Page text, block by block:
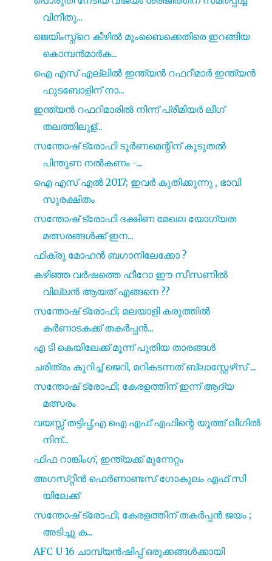
വിനീതു...
ജെയിംസ്ന്റെ കീഴിൽ മുംബൈക്കെതിരെ ഇറങ്ങിയ
കൊമ്പൻമാർക...
ഐ എസ്‌ എല്ലിൽ ഇന്ത്യൻ റഫറീമാർ ഇന്ത്യൻ
ഫുടബോളിന് നാ...
ഇന്ത്യൻ റഫറിമാരിൽ നിന്ന് പ്രീമിയർ ലീഗ്
തലത്തിലുള്...
സന്തോഷ് ട്രോഫി ടൂർണമെന്റിന് കൂടുതൽ
പിന്തുണ നൽകണം -...
ഐ എസ്‌ എൽ 2017; ഇവർ കുതിക്കുന്നു , ഭാവി
സുരക്ഷിതം
സന്തോഷ് ട്രോഫി ദക്ഷിണ മേഖല യോഗ്യത
മത്സരങ്ങൾക്ക് ഇന...
ഫിക്രു മോഹൻ ബഗാനിലേക്കോ ?
കഴിഞ്ഞ വർഷത്തെ ഹീറോ ഈ സീസണിൽ
വില്ലൻ ആയത് എങ്ങനെ ??
സന്തോഷ് ട്രോഫി; മലയാളി കരുത്തിൽ
കർണാടകക്ക് തകർപ്പൻ...
എ ടി കെയിലേക്ക് മൂന്ന് പുതിയ താരങ്ങൾ
ചരിത്രം കുറിച്ച് ജെറി, മറികടന്നത് ബ്ലാസ്റ്റേഴ്‌സ് ...
സന്തോഷ് ട്രോഫി; കേരളത്തിന് ഇന്ന് ആദ്യ
മത്സരം
വയസ്സ് തട്ടിപ്പ്,എ ഐ എഫ് എഫിന്റെ യൂത്ത് ലീഗിൽ
നിന്...
ഫിഫ റാങ്കിംഗ്, ഇന്ത്യക്ക് മുന്നേറ്റം
അഗസ്‌റ്റിൻ ഫെർണാണ്ടസ് ഗോകുലം എഫ് സി
യിലേക്ക്
സന്തോഷ് ട്രോഫി; കേരളത്തിന് തകർപ്പൻ ജയം ;
അടിച്ചു ക...
AFC U 16 ചാമ്പ്യൻഷിപ്പ് ഒരുക്കങ്ങൾക്കായി